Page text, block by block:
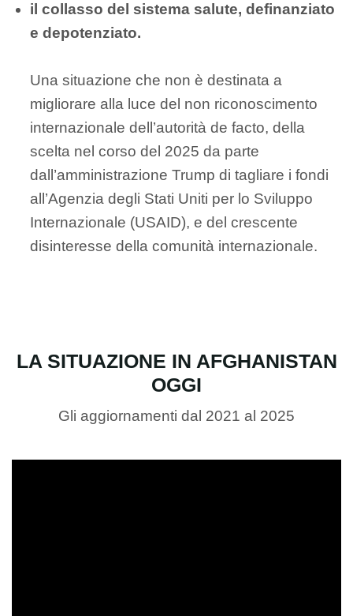
il collasso del sistema salute, definanziato
e depotenziato.
Una situazione che non è destinata a
migliorare alla luce del non riconoscimento
internazionale dell’autorità de facto, della
scelta nel corso del 2025 da parte
dall’amministrazione Trump di tagliare i fondi
all’Agenzia degli Stati Uniti per lo Sviluppo
Internazionale (USAID), e del crescente
disinteresse della comunità internazionale.
LA SITUAZIONE IN AFGHANISTAN
OGGI
Gli aggiornamenti dal 2021 al 2025